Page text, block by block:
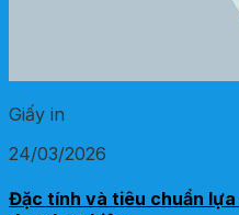
Giấy in
24/03/2026
Đặc tính và tiêu chuẩn